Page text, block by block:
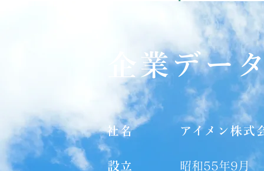
企業デー
アイメン株式
設立 昭和55年9月
社名